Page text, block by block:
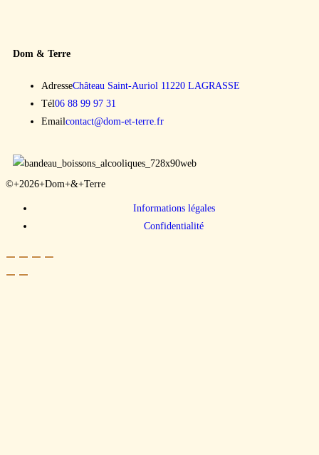
Dom & Terre
AdresseChâteau Saint-Auriol 11220 LAGRASSE
Tél06 88 99 97 31
Emailcontact@dom-et-terre.fr
©+2026+Dom+&+Terre
Informations légales
Confidentialité